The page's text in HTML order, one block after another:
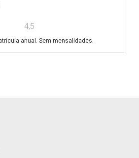
4,5
anual. Sem mensalidades.